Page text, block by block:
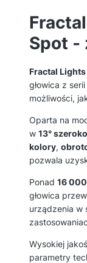
Spot -
Fractal
głowica z serii
możliwości,
Oparta na
w 13°
kolory,
pozwala
Ponad 16
głowica
urządzenia w
Wysokiej
parametry